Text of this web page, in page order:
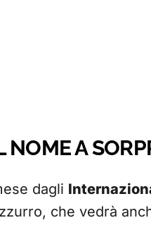
A
dagli
che vedrà